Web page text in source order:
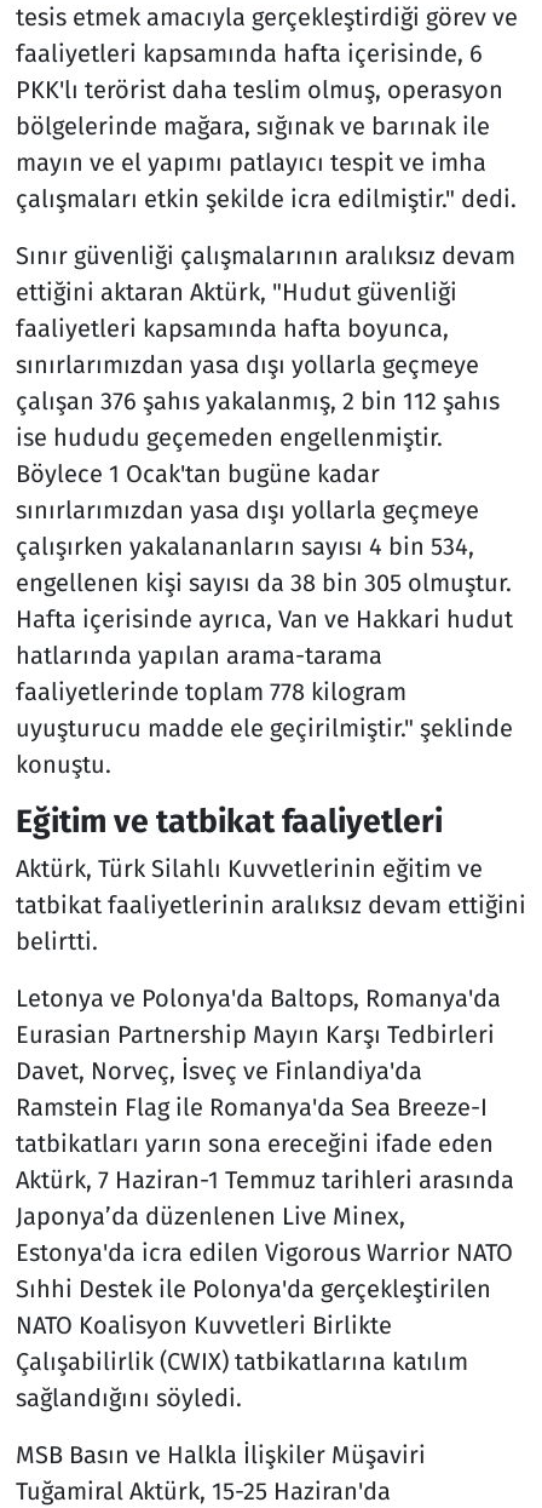
tesis etmek amacıyla gerçekleştirdiği görev ve
faaliyetleri kapsamında hafta içerisinde, 6
PKK'lı terörist daha teslim olmuş, operasyon
bölgelerinde mağara, sığınak ve barınak ile
mayın ve el yapımı patlayıcı tespit ve imha
çalışmaları etkin şekilde icra edilmiştir." dedi.
Sınır güvenliği çalışmalarının aralıksız devam
ettiğini aktaran Aktürk, "Hudut güvenliği
faaliyetleri kapsamında hafta boyunca,
sınırlarımızdan yasa dışı yollarla geçmeye
çalışan 376 şahıs yakalanmış, 2 bin 112 şahıs
ise hududu geçemeden engellenmiştir.
Böylece 1 Ocak'tan bugüne kadar
sınırlarımızdan yasa dışı yollarla geçmeye
çalışırken yakalananların sayısı 4 bin 534,
engellenen kişi sayısı da 38 bin 305 olmuştur.
Hafta içerisinde ayrıca, Van ve Hakkari hudut
hatlarında yapılan arama-tarama
faaliyetlerinde toplam 778 kilogram
uyuşturucu madde ele geçirilmiştir." şeklinde
konuştu.
Eğitim ve tatbikat faaliyetleri
Aktürk, Türk Silahlı Kuvvetlerinin eğitim ve
tatbikat faaliyetlerinin aralıksız devam ettiğini
belirtti.
Letonya ve Polonya'da Baltops, Romanya'da
Eurasian Partnership Mayın Karşı Tedbirleri
Davet, Norveç, İsveç ve Finlandiya'da
Ramstein Flag ile Romanya'da Sea Breeze-I
tatbikatları yarın sona ereceğini ifade eden
Aktürk, 7 Haziran-1 Temmuz tarihleri arasında
Japonya’da düzenlenen Live Minex,
Estonya'da icra edilen Vigorous Warrior NATO
Sıhhi Destek ile Polonya'da gerçekleştirilen
NATO Koalisyon Kuvvetleri Birlikte
Çalışabilirlik (CWIX) tatbikatlarına katılım
sağlandığını söyledi.
MSB Basın ve Halkla İlişkiler Müşaviri
Tuğamiral Aktürk, 15-25 Haziran'da